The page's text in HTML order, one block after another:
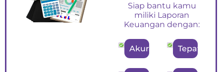
Siap bantu kamu
miliki Laporan
Keuangan dengan:
Akurat Tepat